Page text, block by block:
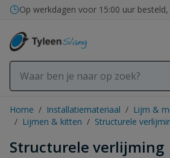
Ga naar de inhoud
Op werkdagen voor 15:00 uur
Home / Installatiemateriaal / Lijm &
/ Lijmen & kitten / Structurele
Structurele verlijming